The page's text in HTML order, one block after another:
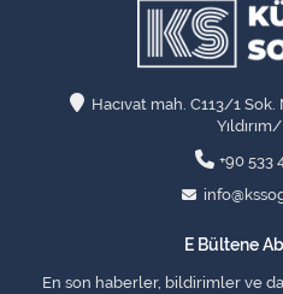
Hacıvat mah. C113/1 Sok.
+90 533
E Bültene
En son haberler, bildirimler ve